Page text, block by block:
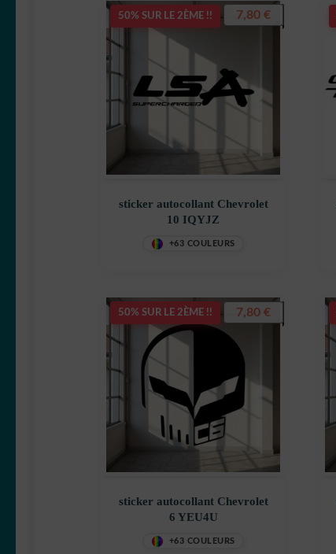
50% SUR LE 2ÈME !!
sticker autocollant Chevrolet
10 IQYJZ
+63 COULEURS
7,80€
50% SUR LE 2ÈME !!
sticker autocollant Chevrolet
6 YEU4U
+63 COULEURS
7,80€